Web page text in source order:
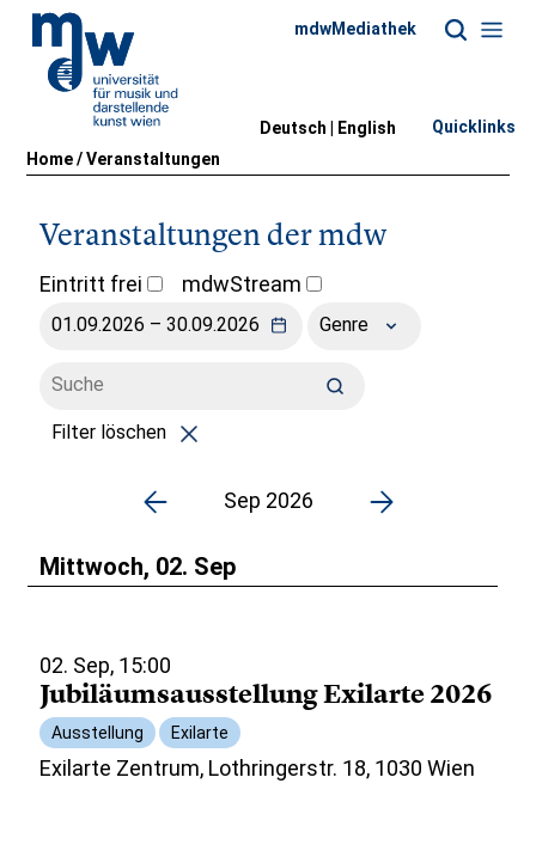
Home/Veranstaltungen
mdwMediathek
Deutsch | English Quicklinks
Veranstaltungen der mdw
Eintritt frei mdwStream
Genre
Filter löschen
Sep 2026
Mittwoch, 02. Sep
02. Sep, 15:00
Jubiläumsausstellung Exilarte 2026
Ausstellung Exilarte
Exilarte Zentrum, Lothringerstr. 18, 1030 Wien